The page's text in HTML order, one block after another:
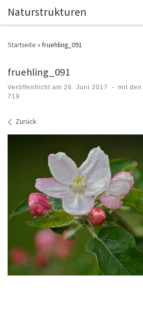
Zum Inhalt springen
Naturstrukturen
Startseite » fruehling_091
fruehling_091
Veröffentlicht am 26. Juni 2017 - mit den
719
Bilder Navigation
Zurück